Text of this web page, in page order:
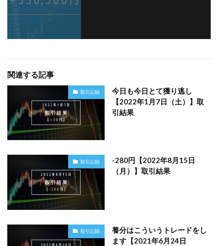
関連する記事
取引記録
今日も今日とて獲り逃し
【2022年1月7日（土）】取
引結果
取引記録
-280円【2022年8月15日
（月）】取引結果
取引記録
養分はこういうトレードをし
ます【2021年6月24日